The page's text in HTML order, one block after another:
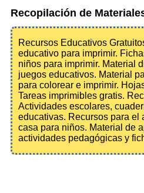
Recopilación de
Recursos Educativos
educativo para imprimir.
niños para imprimir. Material
juegos educativos. Material
para colorear e imprimir.
Tareas imprimibles gratis.
Actividades escolares,
educativas. Recursos para el
casa para niños. Material de
actividades pedagógicas y